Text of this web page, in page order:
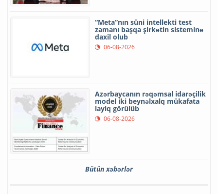
“Meta”nın süni intellekti test
zamanı başqa şirkətin sisteminə
daxil olub
06-08-2026
Azərbaycanın rəqəmsal idarəçilik
model iki beynəlxalq mükafata
layiq görülüb
06-08-2026
Bütün xəbərlər